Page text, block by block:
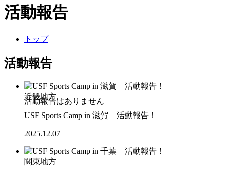
活動報告
トップ
活動報告
近畿地方
USF Sports Camp in 滋賀 活動報告！
2025.12.07
関東地方